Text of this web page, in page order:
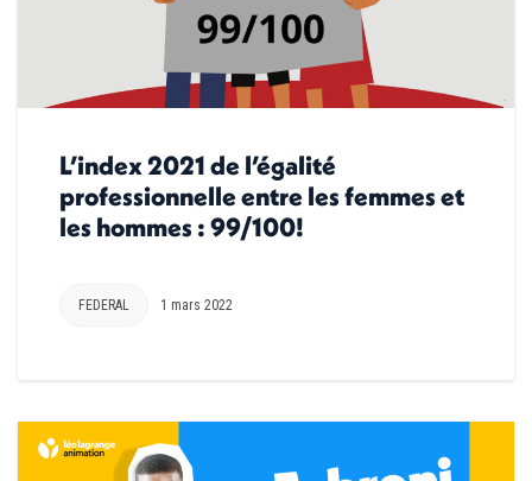
L’index 2021 de l’égalité
professionnelle entre les femmes et
les hommes : 99/100!
FEDERAL 1 mars 2022